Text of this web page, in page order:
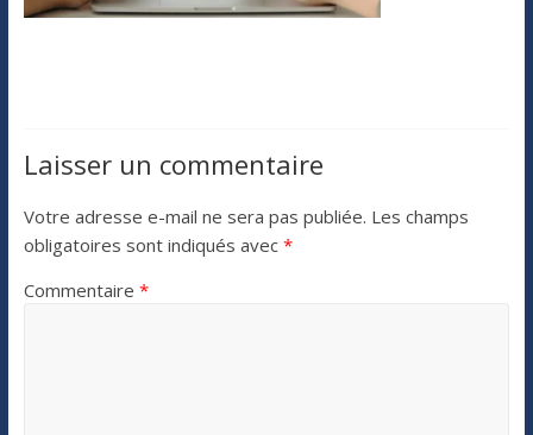
Laisser un commentaire
Votre adresse e-mail ne sera pas publiée. Les champs
obligatoires sont indiqués avec *
Commentaire *